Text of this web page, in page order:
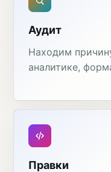
Аудит
Находим
аналитике,
Правки